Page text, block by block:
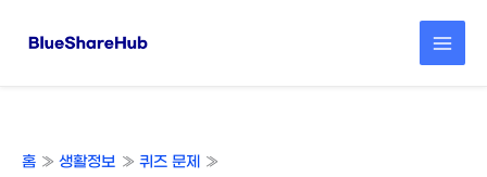
홈 생활정보
퀴즈 문제